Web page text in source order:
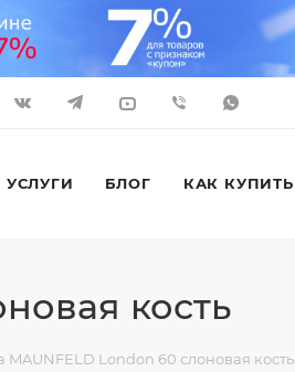
УСЛУГИ БЛОГ КАК КУПИТЬ
кость
MAUNFELD London 60 слоновая кость